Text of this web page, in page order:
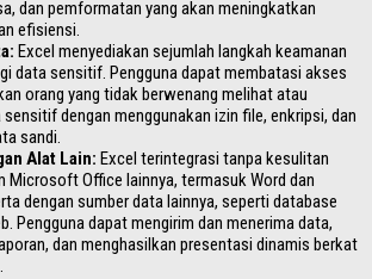
dan pemformatan yang akan meningkatkan
efisiensi.
Excel menyediakan sejumlah langkah keamanan
data sensitif. Pengguna dapat membatasi akses
orang yang tidak berwenang melihat atau
dengan menggunakan izin file, enkripsi, dan
sandi.
Alat Lain: Excel terintegrasi tanpa kesulitan
Microsoft Office lainnya, termasuk Word dan
dengan sumber data lainnya, seperti database
Pengguna dapat mengirim dan menerima data,
dan menghasilkan presentasi dinamis berkat